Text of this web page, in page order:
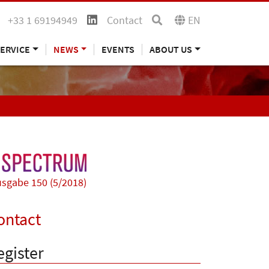
+33 1 69194949 Contact EN
NEWS EVENTS ABOUT US
150 (5/2018)